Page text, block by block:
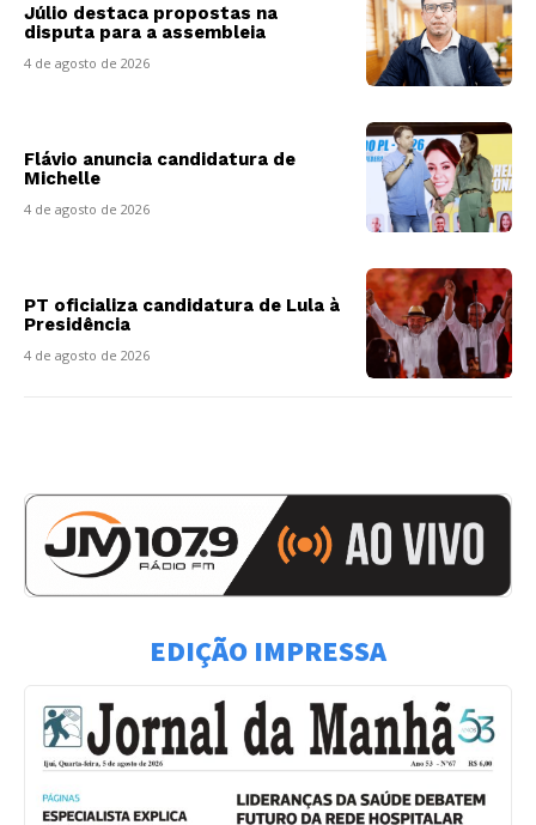
Júlio destaca propostas na
disputa para a assembleia
4 de agosto de 2026
Flávio anuncia candidatura de
Michelle
4 de agosto de 2026
PT oficializa candidatura de Lula à
Presidência
4 de agosto de 2026
EDIÇÃO IMPRESSA